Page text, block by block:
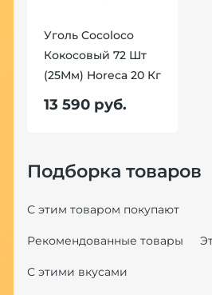
Уголь Cocoloco
Кокосовый 72 Шт
(25Мм) Horeca 20 Кг
13 590 руб.
Подборка товаров
С этим товаром покупают
Рекомендованные товары
С этими вкусами